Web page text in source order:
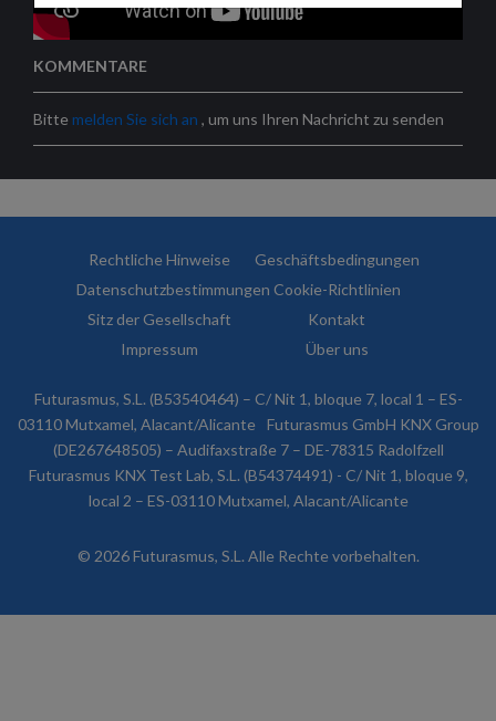
KOMMENTARE
Bitte melden Sie sich an , um uns Ihren Nachricht zu senden
Rechtliche Hinweise
Geschäftsbedingungen
Datenschutzbestimmungen Cookie-Richtlinien
Sitz der Gesellschaft
Kontakt
Impressum
Über uns
Futurasmus, S.L. (B53540464) – C/ Nit 1, bloque 7, local 1 – ES-
03110 Mutxamel, Alacant/Alicante
Futurasmus GmbH KNX Group
(DE267648505) – Audifaxstraße 7 – DE-78315 Radolfzell
Futurasmus KNX Test Lab, S.L. (B54374491) - C/ Nit 1, bloque 9,
local 2 – ES-03110 Mutxamel, Alacant/Alicante
© 2026 Futurasmus, S.L. Alle Rechte vorbehalten.